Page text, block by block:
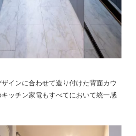
インに合わせて造り付けた背面カウ
ッチン家電もすべてにおいて統一感